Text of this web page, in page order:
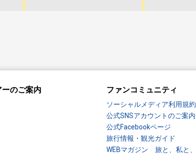
のご案内 ファンコミュニティ
ソーシャルメディア利用規約
公式SNSアカウントのご案内
公式Facebookページ
旅行情報・観光ガイド
WEBマガジン 旅と、私と、